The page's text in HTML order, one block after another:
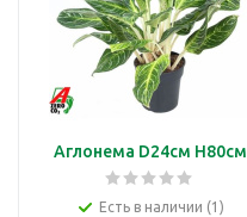
Аглонема D24см H80см
Есть в наличии (1)